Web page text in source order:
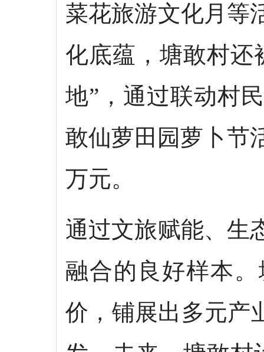
菜花旅游文化月等
化底蕴，塘敢村还
地”，通过联动村
敢仙萝田园萝卜节
万元。
通过文旅赋能、生
融合的良好样本
价，铺展出多元产